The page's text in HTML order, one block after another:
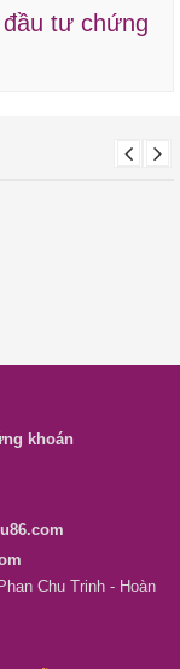
tư chứng
khoán
Chu Trinh - Hoàn